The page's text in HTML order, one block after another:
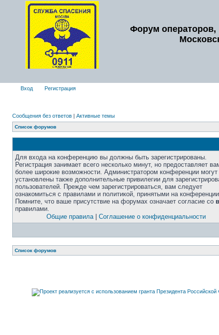
Форум операторов,
Вход Регистрация
Сообщения без ответов | Активные темы
Список форумов
Для входа на конференцию вы должны быть зарегистрированы.
Регистрация занимает всего несколько минут, но предоставляет
более широкие возможности. Администратором конференции
установлены также дополнительные привилегии для
пользователей. Прежде чем зарегистрироваться, вам следует
ознакомиться с правилами и политикой, принятыми на
Помните, что ваше присутствие на форумах означает согласие со
правилами.
Общие правила| Соглашение о конфиденциальности
Список форумов